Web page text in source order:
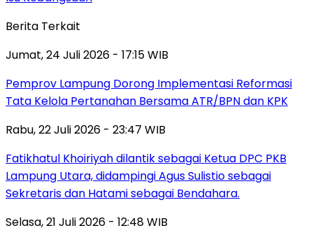
Berita Terkait
Jumat, 24 Juli 2026 - 17:15 WIB
Pemprov Lampung Dorong Implementasi Reformasi
Tata Kelola Pertanahan Bersama ATR/BPN dan KPK
Rabu, 22 Juli 2026 - 23:47 WIB
Fatikhatul Khoiriyah dilantik sebagai Ketua DPC PKB
Lampung Utara, didampingi Agus Sulistio sebagai
Sekretaris dan Hatami sebagai Bendahara.
Selasa, 21 Juli 2026 - 12:48 WIB